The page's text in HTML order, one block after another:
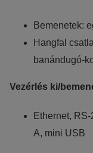
Bemenetek:
Hangfal
banándugó-
Vezérlés ki/
Ethernet,
A, mini USB